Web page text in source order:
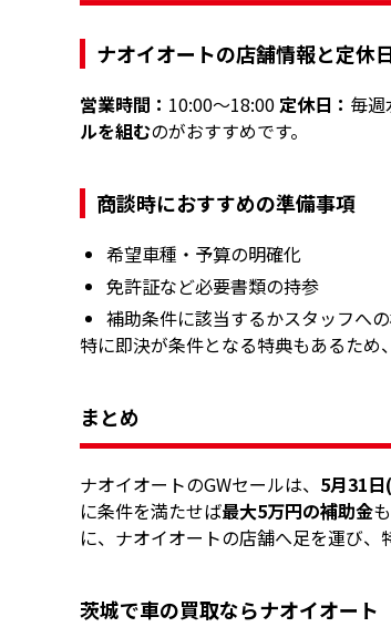
ナオイオートの店舗情報と定休
営業時間： 10:00～18:00 定休日： 毎週
ルを組むのがおすすめです。
商談時におすすめの準備事項
希望車種・予算の明確化
免許証など必要書類の持参
補助条件に該当するかスタッフへ
特に即決が条件となる特典もあるため、
まとめ
ナオイオートのGWセールは、 5月31
に条件を満たせば最大5万円の補助金
に、ナオイオートの店舗へ足を運び、
茨城で車の買取ならナオイオート